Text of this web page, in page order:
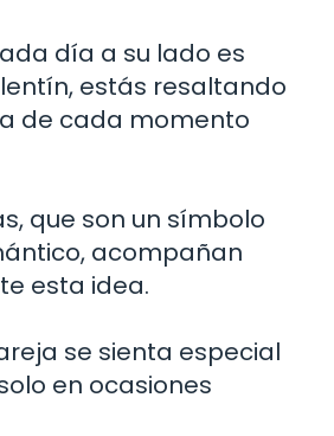
día a su lado es
estás resaltando
de cada momento
que son un símbolo
acompañan
esta idea.
se sienta especial
en ocasiones